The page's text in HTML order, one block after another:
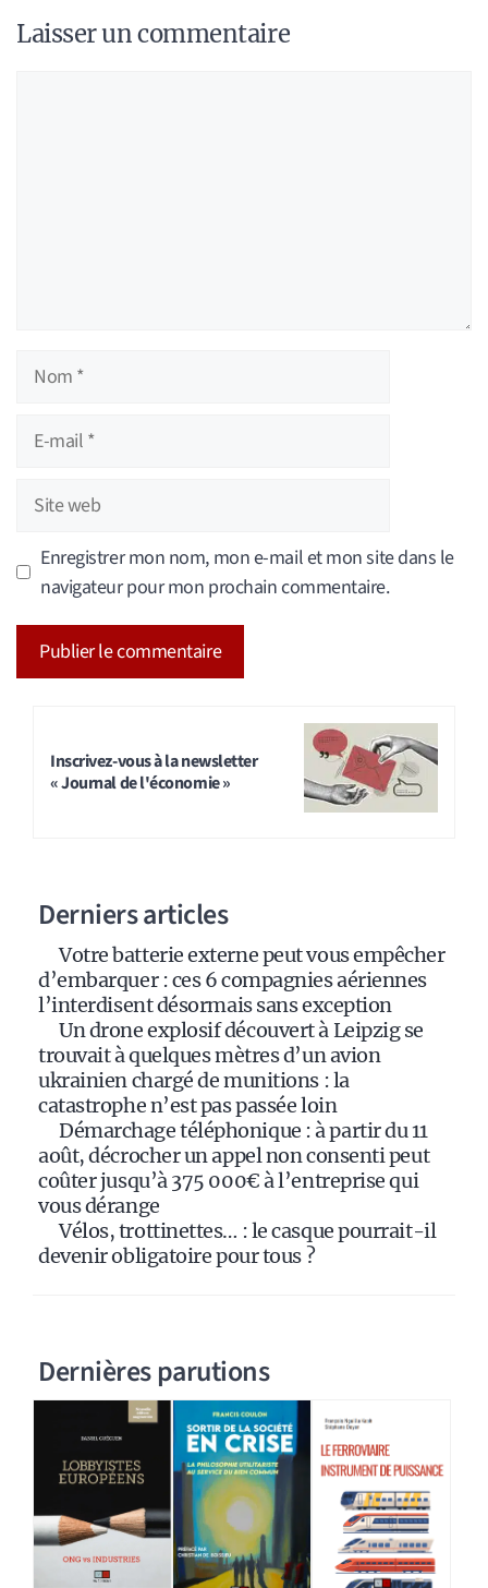
Laisser un commentaire
Nom
Site
web
Enregistrer mon nom, mon e-mail et mon site dans le
navigateur pour mon prochain commentaire.
Inscrivez-vous à la newsletter
« Journal de l'économie »
Derniers articles
Votre batterie externe peut vous empêcher
d’embarquer : ces 6 compagnies aériennes
l’interdisent désormais sans exception
Un drone explosif découvert à Leipzig se
trouvait à quelques mètres d’un avion
ukrainien chargé de munitions : la
catastrophe n’est pas passée loin
Démarchage téléphonique : à partir du 11
août, décrocher un appel non consenti peut
coûter jusqu’à 375 000€ à l’entreprise qui
vous dérange
Vélos, trottinettes… : le casque pourrait-il
devenir obligatoire pour tous ?
Dernières parutions